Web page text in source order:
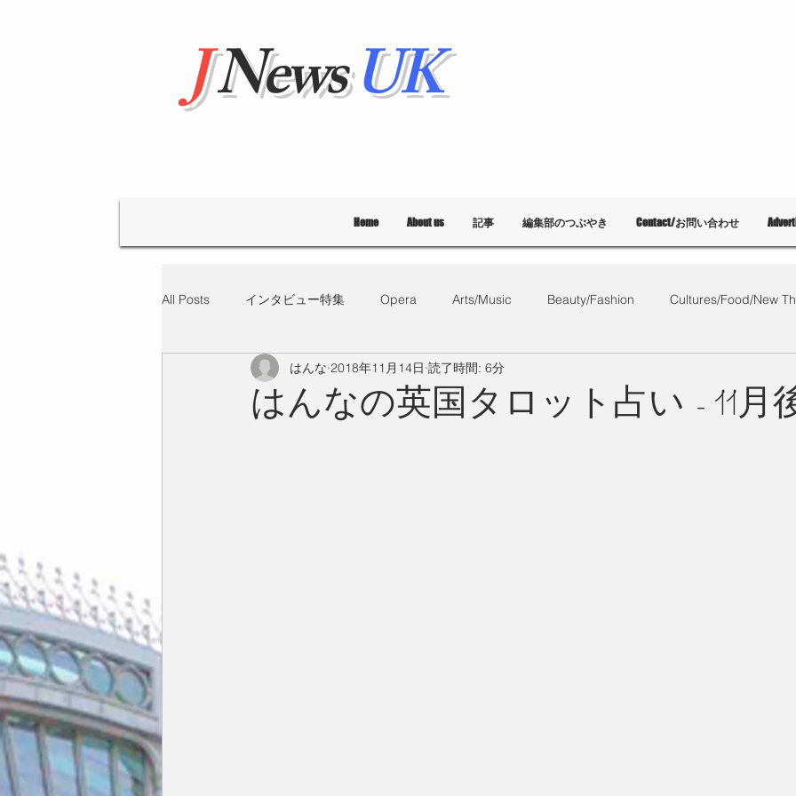
JNewsUK
Home About us 記事 編集部のつぶやき Contact/お問い合わせ
All Posts インタビュー特集 Opera Arts/Music Beauty/Fashion Cultures/Food/New
"Hello' from Tokyo 連載 What's on? 教育
はんなの英国タロット占い - 11月
はんな 2018年11月14日 読了時間: 6分